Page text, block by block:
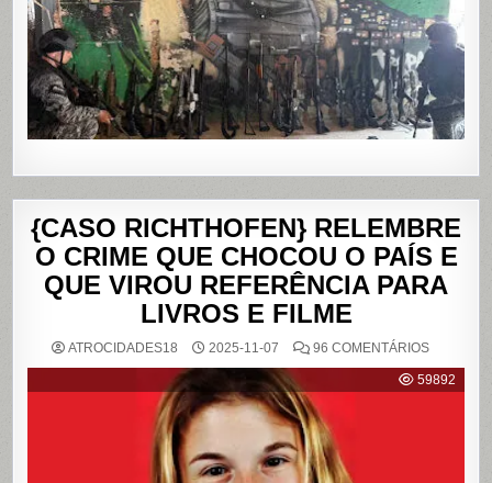
PENHA,
NO
RIO
{CASO RICHTHOFEN} RELEMBRE
O CRIME QUE CHOCOU O PAÍS E
QUE VIROU REFERÊNCIA PARA
LIVROS E FILME
ATROCIDADES18 2025-11-07 96 COMENTÁRIOSEM
59892